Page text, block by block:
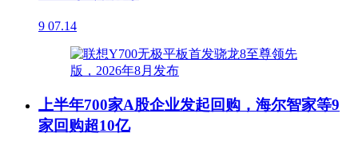
9 07.14
上半年700家A股企业发起回购，海尔智家等9
家回购超10亿